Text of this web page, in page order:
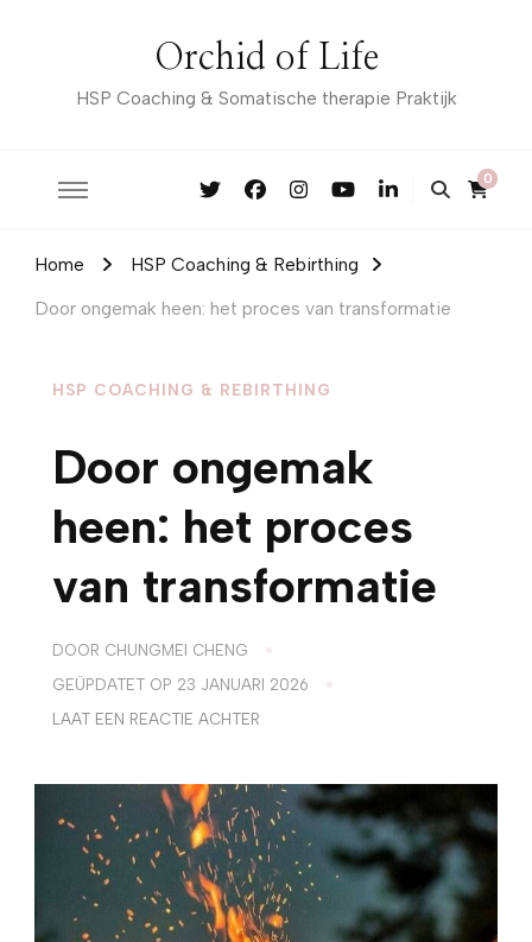
Orchid of Life
HSP Coaching & Somatische therapie Praktijk
0
Home
HSP Coaching & Rebirthing
Door ongemak heen: het proces van transformatie
HSP COACHING & REBIRTHING
Door ongemak
heen: het proces
van transformatie
DOOR CHUNGMEI CHENG
GEÜPDATET OP 23 JANUARI 2026
LAAT EEN REACTIE ACHTER
HEEN:
HET
PROCES
VAN
TRANSFORMATIE